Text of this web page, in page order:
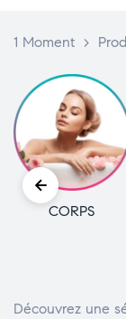
1 Moment >
CHEVEUX
Découvrez une